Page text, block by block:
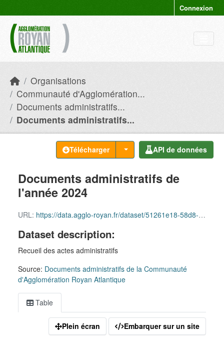
Connexion
Organisations
Communauté d'Agglomération...
Documents administratifs...
Documents administratifs...
Télécharger API de données
Documents administratifs de
l'année 2024
URL: https://data.agglo-royan.fr/dataset/51261e18-58d8-4fe4-9954-a6aa554f880a/resource/9c808750-7e62-48e5-aaed-b2dda16d6f01/download/documents_administratifs_2024.csv
Dataset description:
Recueil des actes administratifs
Source: Documents administratifs de la Communauté
d'Agglomération Royan Atlantique
Table
Plein écran Embarquer sur un site